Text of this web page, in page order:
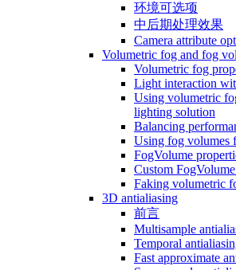
环境可选项
中后期处理效果
Camera attribute
Volumetric fog and fog
Volumetric fog
Light interaction
Using volumetric
lighting solution
Balancing
Using fog volumes
FogVolume
Custom FogVolume
Faking volumetric
3D antialiasing
前言
Multisample
Temporal
Fast approximate